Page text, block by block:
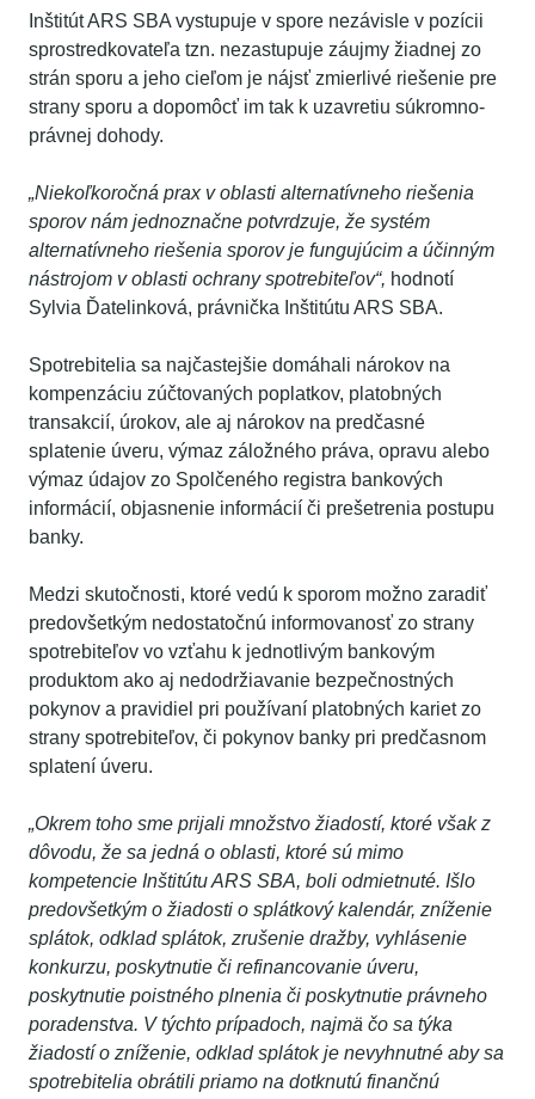
Inštitút ARS SBA vystupuje v spore nezávisle v pozícii
sprostredkovateľa tzn. nezastupuje záujmy žiadnej zo
strán sporu a jeho cieľom je nájsť zmierlivé riešenie pre
strany sporu a dopomôcť im tak k uzavretiu súkromno-
právnej dohody.
„Niekoľkoročná prax v oblasti alternatívneho riešenia
sporov nám jednoznačne potvrdzuje, že systém
alternatívneho riešenia sporov je fungujúcim a účinným
nástrojom v oblasti ochrany spotrebiteľov“, hodnotí
Sylvia Ďatelinková, právnička Inštitútu ARS SBA.
Spotrebitelia sa najčastejšie domáhali nárokov na
kompenzáciu zúčtovaných poplatkov, platobných
transakcií, úrokov, ale aj nárokov na predčasné
splatenie úveru, výmaz záložného práva, opravu alebo
výmaz údajov zo Spolčeného registra bankových
informácií, objasnenie informácií či prešetrenia postupu
banky.
Medzi skutočnosti, ktoré vedú k sporom možno zaradiť
predovšetkým nedostatočnú informovanosť zo strany
spotrebiteľov vo vzťahu k jednotlivým bankovým
produktom ako aj nedodržiavanie bezpečnostných
pokynov a pravidiel pri používaní platobných kariet zo
strany spotrebiteľov, či pokynov banky pri predčasnom
splatení úveru.
„Okrem toho sme prijali množstvo žiadostí, ktoré však z
dôvodu, že sa jedná o oblasti, ktoré sú mimo
kompetencie Inštitútu ARS SBA, boli odmietnuté. Išlo
predovšetkým o žiadosti o splátkový kalendár, zníženie
splátok, odklad splátok, zrušenie dražby, vyhlásenie
konkurzu, poskytnutie či refinancovanie úveru,
poskytnutie poistného plnenia či poskytnutie právneho
poradenstva. V týchto prípadoch, najmä čo sa týka
žiadostí o zníženie, odklad splátok je nevyhnutné aby sa
spotrebitelia obrátili priamo na dotknutú finančnú